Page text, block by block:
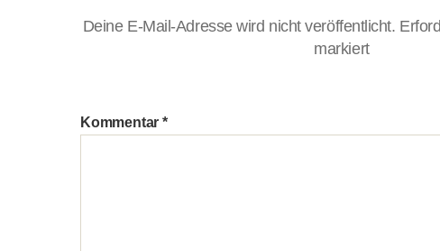
Deine E-Mail-Adresse wird nicht veröffentlicht.
markiert
Kommentar *